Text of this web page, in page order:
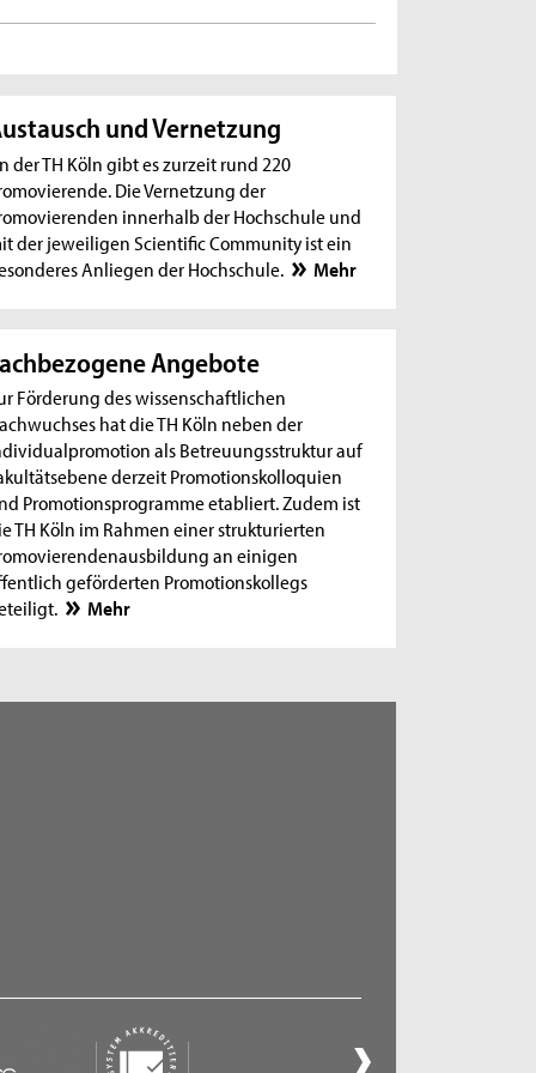
und Vernetzung
der TH Köln gibt es zurzeit rund 220
Die Vernetzung der
innerhalb der Hochschule und
der jeweiligen Scientific Community ist ein
Anliegen der Hochschule.
Mehr
Angebote
Förderung des wissenschaftlichen
hat die TH Köln neben der
als Betreuungsstruktur auf
derzeit Promotionskolloquien
Promotionsprogramme etabliert. Zudem ist
TH Köln im Rahmen einer strukturierten
an einigen
geförderten Promotionskollegs
Mehr